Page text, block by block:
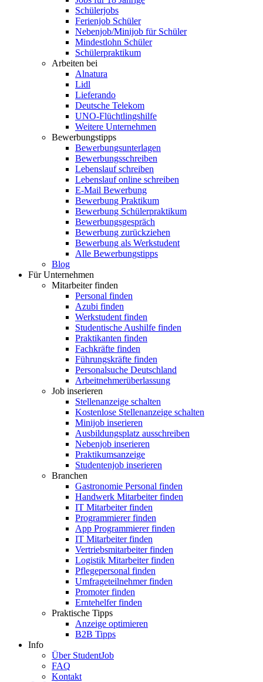
Schülerjobs
Ferienjob Schüler
Nebenjob/Minijob für Schüler
Mindestlohn Schüler
Schülerpraktikum
Arbeiten bei
Alnatura
Lidl
Lieferando
Deutsche Telekom
UNO-Flüchtlingshilfe
Weitere Unternehmen
Bewerbungstipps
Bewerbungsunterlagen
Bewerbungsschreiben
Lebenslauf schreiben
Lebenslauf online schreiben
E-Mail Bewerbung
Bewerbung Praktikum
Bewerbung Schülerpraktikum
Bewerbungsgespräch
Bewerbung zurückziehen
Bewerbung als Werkstudent
Alle Bewerbungstipps
Blog
Für Unternehmen
Mitarbeiter finden
Personal finden
Azubi finden
Werkstudent finden
Studentische Aushilfe finden
Praktikanten finden
Fachkräfte finden
Führungskräfte finden
Personalsuche Deutschland
Arbeitnehmerüberlassung
Job inserieren
Stellenanzeige schalten
Kostenlose Stellenanzeige schalten
Minijob inserieren
Ausbildungsplatz ausschreiben
Nebenjob inserieren
Praktikumsanzeige
Studentenjob inserieren
Branchen
Gastronomie Personal finden
Handwerk Mitarbeiter finden
IT Mitarbeiter finden
Programmierer finden
App Programmierer finden
IT Mitarbeiter finden
Vertriebsmitarbeiter finden
Logistik Mitarbeiter finden
Pflegepersonal finden
Umfrageteilnehmer finden
Promoter finden
Erntehelfer finden
Praktische Tipps
Anzeige optimieren
B2B Tipps
Info
Über StudentJob
FAQ
Kontakt